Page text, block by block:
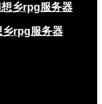
乡rpg服务器